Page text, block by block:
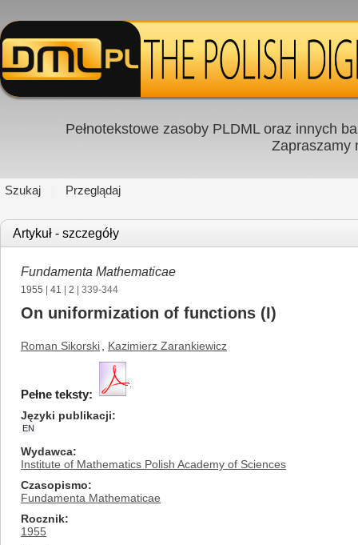
Pełnotekstowe zasoby PLDML oraz innych
Zapraszamy
Szukaj Przeglądaj
Artykuł - szczegóły
Fundamenta Mathematicae
1955 41 2 | 339-344
On uniformization of functions (I)
Roman Sikorski Kazimierz Zarankiewicz
Pełne teksty:
Języki publikacji
EN
Wydawca
Institute of Mathematics Polish Academy of Sciences
Czasopismo
Fundamenta Mathematicae
Rocznik
1955